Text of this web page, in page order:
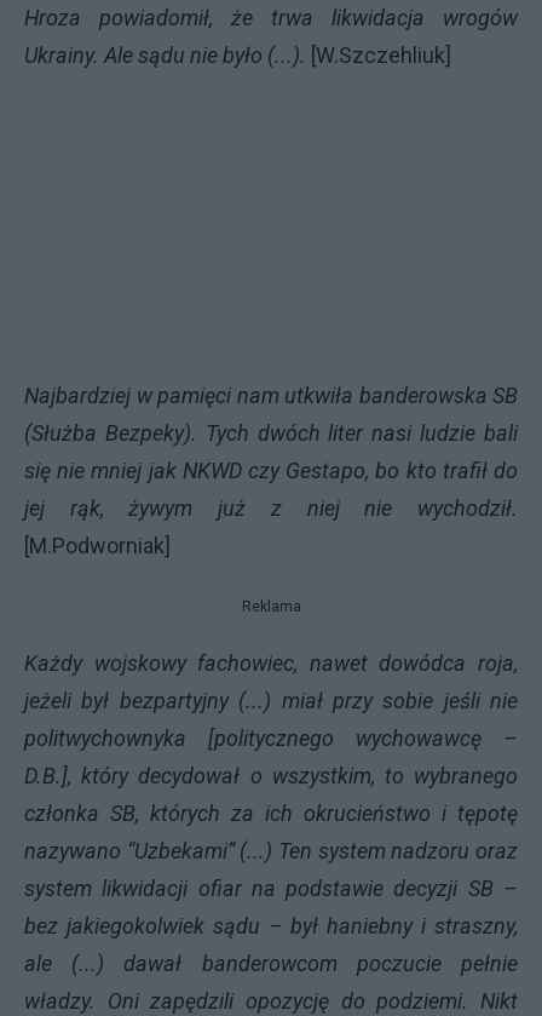
Hroza powiadomił, że trwa likwidacja wrogów
Ukrainy. Ale sądu nie było (...). [W.Szczehliuk]
Najbardziej w pamięci nam utkwiła banderowska SB
(Służba Bezpeky). Tych dwóch liter nasi ludzie bali
się nie mniej jak NKWDczy Gestapo, bo kto trafił do
jej rąk, żywym już z niej nie wychodził.
[M.Podworniak]
Reklama
Każdy wojskowy fachowiec, nawet dowódca roja,
jeżeli był bezpartyjny (...) miał przy sobie jeśli nie
politwychownyka [politycznego wychowawcę –
D.B.], który decydował o wszystkim, to wybranego
członka SB, których za ich okrucieństwo i tępotę
nazywano “Uzbekami” (...) Ten system nadzoru oraz
system likwidacji ofiar na podstawie decyzji SB –
bez jakiegokolwiek sądu – był haniebny i straszny,
ale (...) dawał banderowcom poczucie pełnie
władzy. Oni zapędzili opozycję do podziemi. Nikt